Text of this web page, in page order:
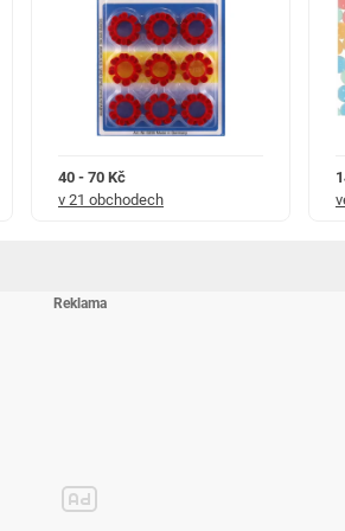
40 - 70 Kč
v 21 obchodech